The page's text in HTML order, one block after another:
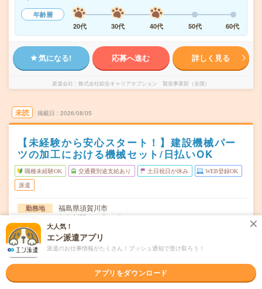
年齢層
20代
30代 40代 50代 60代
気になる! 応募へ進む 詳しく見る
派遣会社 株式会社綜合キャリアオプション 製造事業部（全国）
未読 掲載日 2026/08/05
【未経験から安心スタート！】建設機械パー
ツの加工における機械セット/日払いOK
職種未経験OK 交通費別途支給あり 土日祝日が休み WEB登録OK
派遣
勤務地
福島県須賀川市
須賀川駅から車20分
曜日頻度 月～金
時間
長期でお仕事できる方、大歓迎！
大人気！
エン派遣アプリ
派遣のお仕事情報がたくさん！プッシュ通知で受け取ろう！
アプリをダウンロード